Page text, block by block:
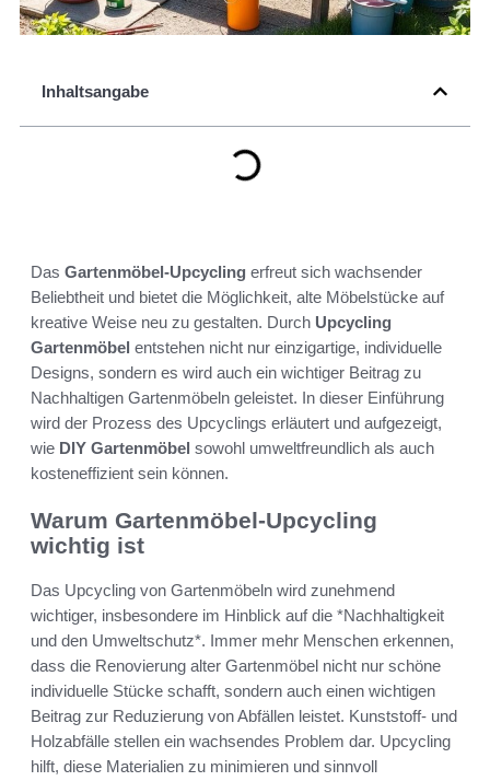
Inhaltsangabe
Das Gartenmöbel-Upcycling erfreut sich wachsender
Beliebtheit und bietet die Möglichkeit, alte Möbelstücke auf
kreative Weise neu zu gestalten. Durch Upcycling
Gartenmöbel entstehen nicht nur einzigartige, individuelle
Designs, sondern es wird auch ein wichtiger Beitrag zu
Nachhaltigen Gartenmöbeln geleistet. In dieser Einführung
wird der Prozess des Upcyclings erläutert und aufgezeigt,
wie DIY Gartenmöbel sowohl umweltfreundlich als auch
kosteneffizient sein können.
Warum Gartenmöbel-Upcycling
wichtig ist
Das Upcycling von Gartenmöbeln wird zunehmend
wichtiger, insbesondere im Hinblick auf die *Nachhaltigkeit
und den Umweltschutz*. Immer mehr Menschen erkennen,
dass die Renovierung alter Gartenmöbel nicht nur schöne
individuelle Stücke schafft, sondern auch einen wichtigen
Beitrag zur Reduzierung von Abfällen leistet. Kunststoff- und
Holzabfälle stellen ein wachsendes Problem dar. Upcycling
hilft, diese Materialien zu minimieren und sinnvoll